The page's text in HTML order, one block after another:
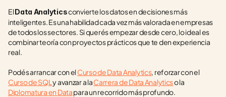
El Data Analytics convierte los datos en decisiones más
inteligentes. Es una habilidad cada vez más valorada en empresas
de todos los sectores. Si querés empezar desde cero, lo ideal es
combinar teoría con proyectos prácticos que te den experiencia
real.
Podés arrancar con el Curso de Data Analytics
, reforzar con el
Curso de SQL y avanzar a la Carrera de Data Analytics
Diplomatura en Data para un recorrido más profundo.